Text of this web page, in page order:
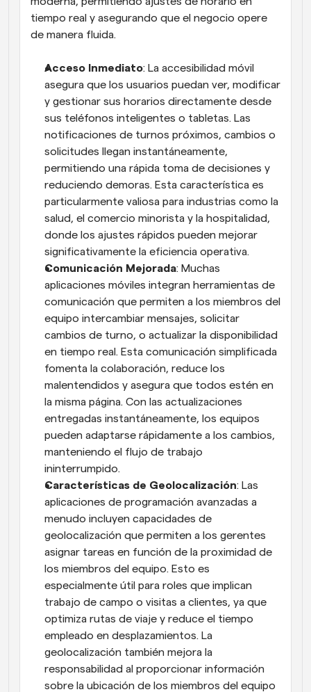
tiempo real y asegurando que el negocio opere
de manera fluida.
Acceso Inmediato: La accesibilidad móvil
asegura que los usuarios puedan ver, modificar
y gestionar sus horarios directamente desde
sus teléfonos inteligentes o tabletas. Las
notificaciones de turnos próximos, cambios o
solicitudes llegan instantáneamente,
permitiendo una rápida toma de decisiones y
reduciendo demoras. Esta característica es
particularmente valiosa para industrias como la
salud, el comercio minorista y la hospitalidad,
donde los ajustes rápidos pueden mejorar
significativamente la eficiencia operativa.
Comunicación Mejorada: Muchas
aplicaciones móviles integran herramientas de
comunicación que permiten a los miembros del
equipo intercambiar mensajes, solicitar
cambios de turno, o actualizar la disponibilidad
en tiempo real. Esta comunicación simplificada
fomenta la colaboración, reduce los
malentendidos y asegura que todos estén en
la misma página. Con las actualizaciones
entregadas instantáneamente, los equipos
pueden adaptarse rápidamente a los cambios,
manteniendo el flujo de trabajo
ininterrumpido.
Características de Geolocalización: Las
aplicaciones de programación avanzadas a
menudo incluyen capacidades de
geolocalización que permiten a los gerentes
asignar tareas en función de la proximidad de
los miembros del equipo. Esto es
especialmente útil para roles que implican
trabajo de campo o visitas a clientes, ya que
optimiza rutas de viaje y reduce el tiempo
empleado en desplazamientos. La
geolocalización también mejora la
responsabilidad al proporcionar información
sobre la ubicación de los miembros del equipo